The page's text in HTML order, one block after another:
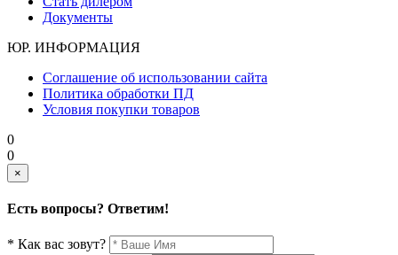
Документы
ЮР. ИНФОРМАЦИЯ
Соглашение об использовании сайта
Политика обработки ПД
Условия покупки товаров
0
0
×
Есть вопросы? Ответим!
* Как вас зовут?